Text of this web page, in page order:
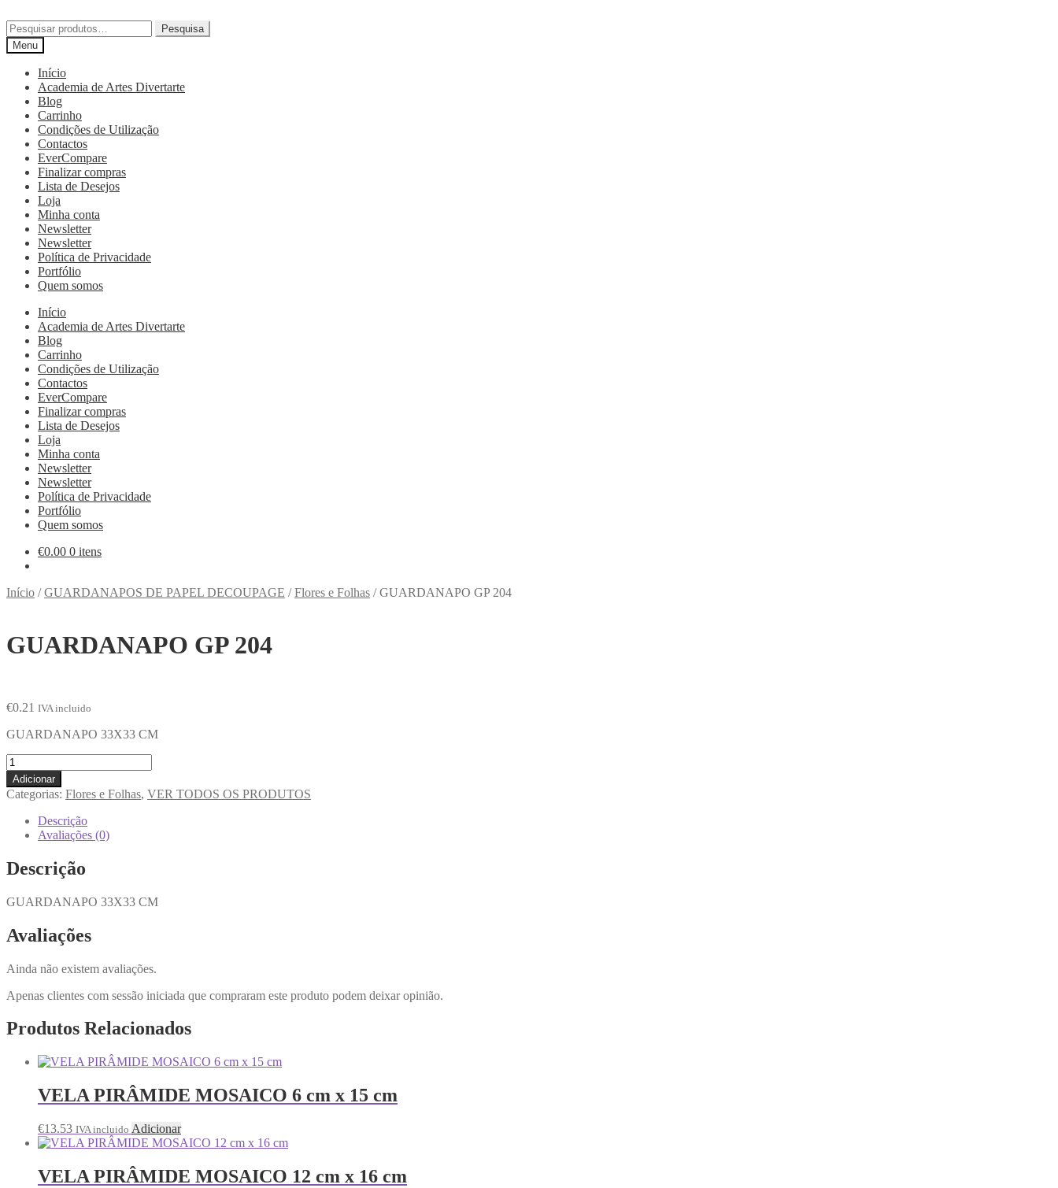
Pesquisa
Menu
Início
Academia de Artes Divertarte
Blog
Carrinho
Condições de Utilização
Contactos
EverCompare
Finalizar compras
Lista de Desejos
Loja
Minha conta
Newsletter
Newsletter
Política de Privacidade
Portfólio
Quem somos
Início
Academia de Artes Divertarte
Blog
Carrinho
Condições de Utilização
Contactos
EverCompare
Finalizar compras
Lista de Desejos
Loja
Minha conta
Newsletter
Newsletter
Política de Privacidade
Portfólio
Quem somos
€0.00 0 itens
Início /GUARDANAPOS DE PAPEL DECOUPAGE /Flores e Folhas /GUARDANAPO GP 204
GUARDANAPO GP 204
€0.21 IVA incluido
GUARDANAPO 33X33 CM
Adicionar
Categorias: Flores e Folhas, VER TODOS OS PRODUTOS
Descrição
Avaliações (0)
Descrição
GUARDANAPO 33X33 CM
Avaliações
Ainda não existem avaliações.
Apenas clientes com sessão iniciada que compraram este produto podem deixar opinião.
Produtos Relacionados
VELA PIRÂMIDE MOSAICO 6 cm x 15 cm
€13.53 IVA incluido Adicionar
VELA PIRÂMIDE MOSAICO 12 cm x 16 cm